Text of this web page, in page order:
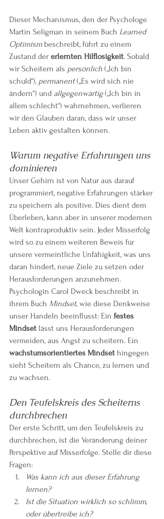
Dieser Mechanismus, den der Psychologe
Martin Seligman in seinem Buch Learned
Optimism beschreibt, führt zu einem
Zustand der erlernten Hilflosigkeit. Sobald
wir Scheitern als persönlich („Ich bin
schuld“), permanent („Es wird sich nie
ändern“) und allgegenwärtig („Ich bin in
allem schlecht“) wahrnehmen, verlieren
wir den Glauben daran, dass wir unser
Leben aktiv gestalten können.
Warum negative Erfahrungen uns
dominieren
Unser Gehirn ist von Natur aus darauf
programmiert, negative Erfahrungen stärker
zu speichern als positive. Dies dient dem
Überleben, kann aber in unserer modernen
Welt kontraproduktiv sein. Jeder Misserfolg
wird so zu einem weiteren Beweis für
unsere vermeintliche Unfähigkeit, was uns
daran hindert, neue Ziele zu setzen oder
Herausforderungen anzunehmen.
Psychologin Carol Dweck beschreibt in
ihrem Buch Mindset, wie diese Denkweise
unser Handeln beeinflusst: Ein festes
Mindset lässt uns Herausforderungen
vermeiden, aus Angst zu scheitern. Ein
wachstumsorientiertes Mindset hingegen
sieht Scheitern als Chance, zu lernen und
zu wachsen.
Den Teufelskreis des Scheiterns
durchbrechen
Der erste Schritt, um den Teufelskreis zu
durchbrechen, ist die Veränderung deiner
Perspektive auf Misserfolge. Stelle dir diese
Fragen:
Was kann ich aus dieser Erfahrung
lernen?
Ist die Situation wirklich so schlimm,
oder übertreibe ich?